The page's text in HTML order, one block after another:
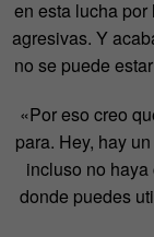
en esta lucha
agresivas. Y
no se puede
«Por eso creo
para. Hey, hay
incluso no haya
donde puedes